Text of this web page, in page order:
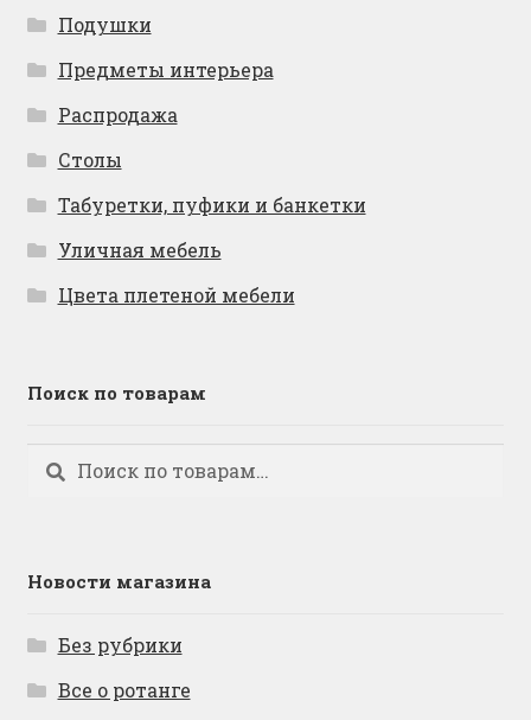
Подушки
Предметы интерьера
Распродажа
Столы
Табуретки, пуфики и банкетки
Уличная мебель
Цвета плетеной мебели
Поиск по товарам
Искать:
Поиск
Новости магазина
Без рубрики
Все о ротанге